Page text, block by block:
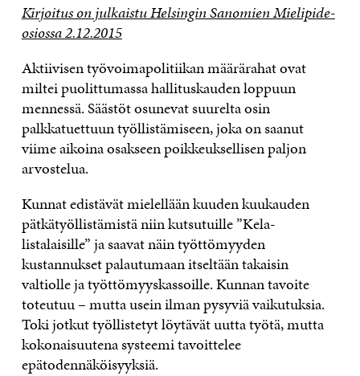
Kirjoitus on julkaistu Helsingin Sanomien Mielipide-
osiossa 2.12.2015
Aktiivisen työvoimapolitiikan määrärahat ovat
miltei puolittumassa hallituskauden loppuun
mennessä. Säästöt osunevat suurelta osin
palkkatuettuun työllistämiseen, joka on saanut
viime aikoina osakseen poikkeuksellisen paljon
arvostelua.
Kunnat edistävät mielellään kuuden kuukauden
pätkätyöllistämistä niin kutsutuille ”Kela-
listalaisille” ja saavat näin työttömyyden
kustannukset palautumaan itseltään takaisin
valtiolle ja työttömyyskassoille. Kunnan tavoite
toteutuu – mutta usein ilman pysyviä vaikutuksia.
Toki jotkut työllistetyt löytävät uutta työtä, mutta
kokonaisuutena systeemi tavoittelee
epätodennäköisyyksiä.